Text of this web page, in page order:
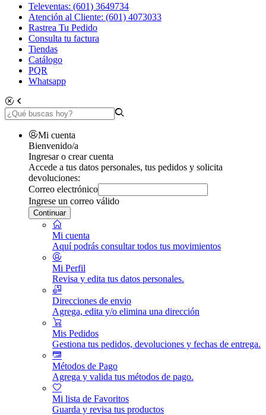
Televentas: (601) 3649734
Atención al Cliente: (601) 4073033
Rastrea Tu Pedido
Consulta tu factura
Tiendas
Catálogo
PQR
Whatsapp
Mi cuenta
Bienvenido/a
Ingresar o crear cuenta
Accede a tus datos personales, tus pedidos y solicita
devoluciones:
Correo electrónico
Ingrese un correo válido
Continuar
Mi cuenta
Aquí podrás consultar todos tus movimientos
Mi Perfil
Revisa y edita tus datos personales.
Direcciones de envio
Agrega, edita y/o elimina una dirección
Mis Pedidos
Gestiona tus pedidos, devoluciones y fechas de entrega.
Métodos de Pago
Agrega y valida tus métodos de pago.
Mi lista de Favoritos
Guarda y revisa tus productos